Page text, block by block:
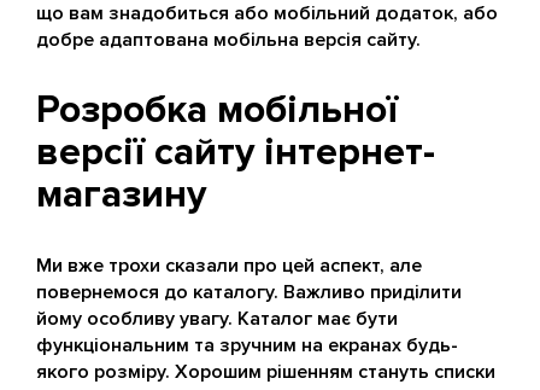
що вам знадобиться або мобільний додаток, або
добре адаптована мобільна версія сайту.
Розробка мобільної
версії сайту інтернет-
магазину
Ми вже трохи сказали про цей аспект, але
повернемося до каталогу. Важливо приділити
йому особливу увагу. Каталог має бути
функціональним та зручним на екранах будь-
якого розміру. Хорошим рішенням стануть списки